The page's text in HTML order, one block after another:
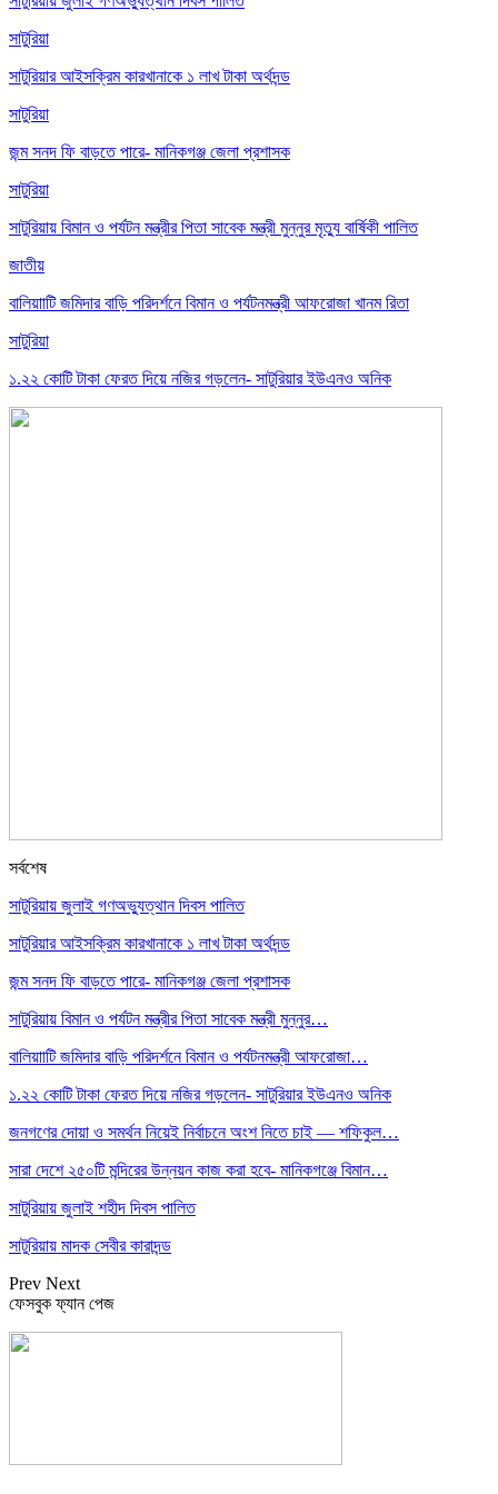
সাটুরিয়া
সাটুরিয়ার আইসক্রিম কারখানাকে ১ লাখ টাকা অর্থদন্ড
সাটুরিয়া
জন্ম সনদ ফি বাড়তে পারে- মানিকগঞ্জ জেলা প্রশাসক
সাটুরিয়া
সাটুরিয়ায় বিমান ও পর্যটন মন্ত্রীর পিতা সাবেক মন্ত্রী মুন্নুর মৃত্যু বার্ষিকী পালিত
জাতীয়
বালিয়াাটি জমিদার বাড়ি পরিদর্শনে বিমান ও পর্যটনমন্ত্রী আফরোজা খানম রিতা
সাটুরিয়া
১.২২ কোটি টাকা ফেরত দিয়ে নজির গড়লেন- সাটুরিয়ার ইউএনও অনিক
সর্বশেষ
সাটুরিয়ায় জুলাই গণঅভ্যুত্থান দিবস পালিত
সাটুরিয়ার আইসক্রিম কারখানাকে ১ লাখ টাকা অর্থদন্ড
জন্ম সনদ ফি বাড়তে পারে- মানিকগঞ্জ জেলা প্রশাসক
সাটুরিয়ায় বিমান ও পর্যটন মন্ত্রীর পিতা সাবেক মন্ত্রী মুন্নুর…
বালিয়াাটি জমিদার বাড়ি পরিদর্শনে বিমান ও পর্যটনমন্ত্রী আফরোজা…
১.২২ কোটি টাকা ফেরত দিয়ে নজির গড়লেন- সাটুরিয়ার ইউএনও অনিক
জনগণের দোয়া ও সমর্থন নিয়েই নির্বাচনে অংশ নিতে চাই — শফিকুল…
সারা দেশে ২৫০টি মন্দিরের উন্নয়ন কাজ করা হবে- মানিকগঞ্জে বিমান…
সাটুরিয়ায় জুলাই শহীদ দিবস পালিত
সাটুরিয়ায় মাদক সেবীর কারাদন্ড
Prev Next
ফেসবুক ফ্যান পেজ